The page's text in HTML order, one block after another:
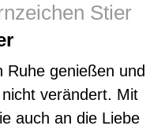
Stier
Ruhe genießen und
verändert. Mit
auch an die Liebe